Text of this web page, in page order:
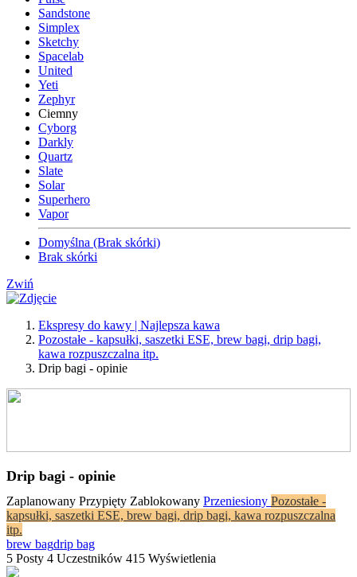
Sandstone
Simplex
Sketchy
Spacelab
United
Yeti
Zephyr
Ciemny
Cyborg
Darkly
Quartz
Slate
Solar
Superhero
Vapor
Domyślna (Brak skórki)
Brak skórki
Zwiń
Ekspresy do kawy | Najlepsza kawa
Pozostałe - kapsułki, saszetki ESE, brew bagi, drip bagi,
kawa rozpuszczalna itp.
Drip bagi - opinie
Drip bagi - opinie
Zaplanowany Przypięty Zablokowany Przeniesiony Pozostałe -
kapsułki, saszetki ESE, brew bagi, drip bagi, kawa rozpuszczalna
itp.
brew bagdrip bag
5 Posty 4 Uczestników 415 Wyświetlenia